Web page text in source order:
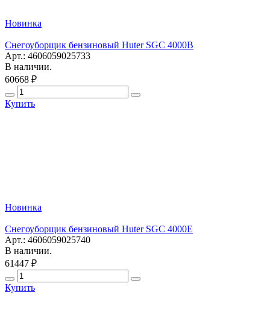
Новинка
Снегоуборщик бензиновый Huter SGC 4000B
Арт.: 4606059025733
В наличии.
60668 ₽
Купить
Новинка
Снегоуборщик бензиновый Huter SGC 4000E
Арт.: 4606059025740
В наличии.
61447 ₽
Купить